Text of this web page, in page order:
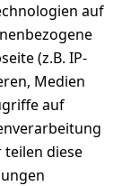
auf
(z.B. IP-
Medien
auf
diese
d
m
e
i
s